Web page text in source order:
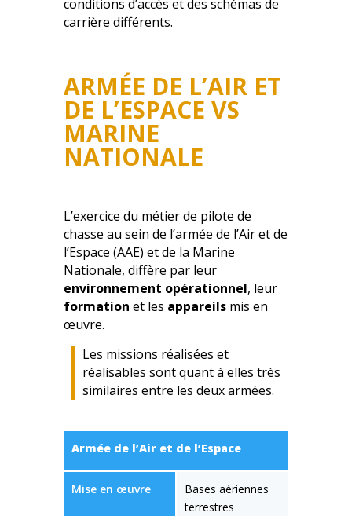
conditions d’accès et des schémas de
carrière différents.
ARMÉE DE L’AIR ET
DE L’ESPACE VS
MARINE
NATIONALE
L’exercice du métier de pilote de
chasse au sein de l’armée de l’Air et de
l’Espace (AAE) et de la Marine
Nationale, diffère par leur
environnement opérationnel, leur
formation et les appareilsmis en
œuvre.
Les missions réalisées et
réalisables sont quant à elles très
similaires entre les deux armées.
Mise en œuvre
Armée de l’Air et de l’Espace
Bases aériennes
terrestres